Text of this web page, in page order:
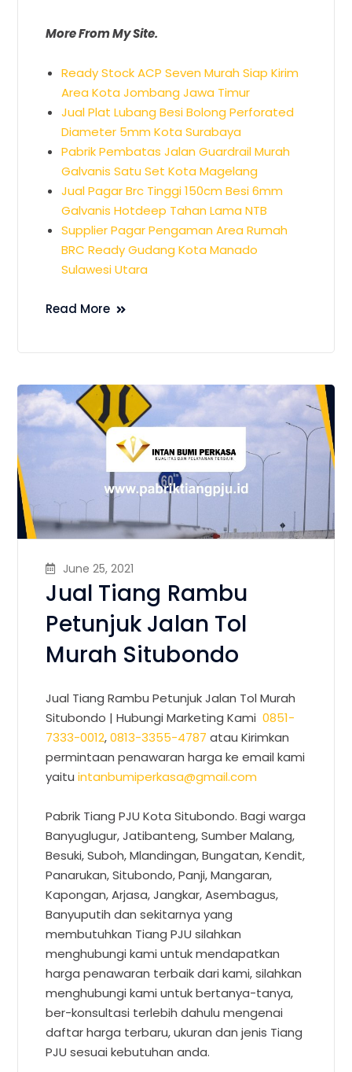
More From My Site.
Ready Stock ACP Seven Murah Siap Kirim
Area Kota Jombang Jawa Timur
Jual Plat Lubang Besi Bolong Perforated
Diameter 5mm Kota Surabaya
Pabrik Pembatas Jalan Guardrail Murah
Galvanis Satu Set Kota Magelang
Jual Pagar Brc Tinggi 150cm Besi 6mm
Galvanis Hotdeep Tahan Lama NTB
Supplier Pagar Pengaman Area Rumah
BRC Ready Gudang Kota Manado
Sulawesi Utara
Read More
June 25, 2021
Jual Tiang Rambu
Petunjuk Jalan Tol
Murah Situbondo
Jual Tiang Rambu Petunjuk Jalan Tol Murah
Situbondo |Hubungi Marketing Kami0851-
7333-0012,0813-3355-4787 atau Kirimkan
permintaan penawaran harga ke email kami
yaituintanbumiperkasa@gmail.com
Pabrik Tiang PJU Kota Situbondo. Bagi warga
Banyuglugur, Jatibanteng, Sumber Malang,
Besuki, Suboh, Mlandingan, Bungatan, Kendit,
Panarukan, Situbondo, Panji, Mangaran,
Kapongan, Arjasa, Jangkar, Asembagus,
Banyuputih dan sekitarnya yang
membutuhkan Tiang PJU silahkan
menghubungi kami untuk mendapatkan
harga penawaran terbaik dari kami, silahkan
menghubungi kami untuk bertanya-tanya,
ber-konsultasi terlebih dahulu mengenai
daftar harga terbaru, ukuran dan jenis Tiang
PJU sesuai kebutuhan anda.